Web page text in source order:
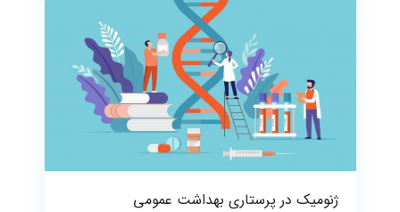
ژنومیک در پرستاری بهداشت عمومی